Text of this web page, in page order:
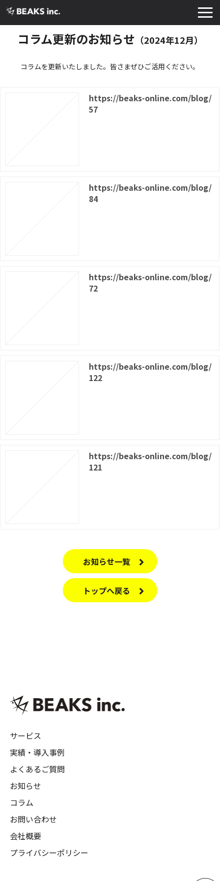
TOP
実績・導入事例
コラム
コラム更新のお知らせ （2024年12月）
コラムを更新いたしました。皆さまぜひご活用ください。
https://beaks-online.com/blog/
57
https://beaks-online.com/blog/
84
https://beaks-online.com/blog/
72
https://beaks-online.com/blog/
122
https://beaks-online.com/blog/
121
お知らせ一覧
トップへ戻る
サービス
実績・導入事例
よくあるご質問
お知らせ
コラム
お問い合わせ
会社概要
プライバシーポリシー